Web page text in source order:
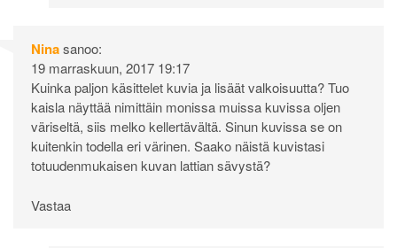
Ninasanoo:
19 marraskuun, 2017 19:17
Kuinka paljon käsittelet kuvia ja lisäät valkoisuutta? Tuo
kaisla näyttää nimittäin monissa muissa kuvissa oljen
väriseltä, siis melko kellertävältä. Sinun kuvissa se on
kuitenkin todella eri värinen. Saako näistä kuvistasi
totuudenmukaisen kuvan lattian sävystä?
Vastaa